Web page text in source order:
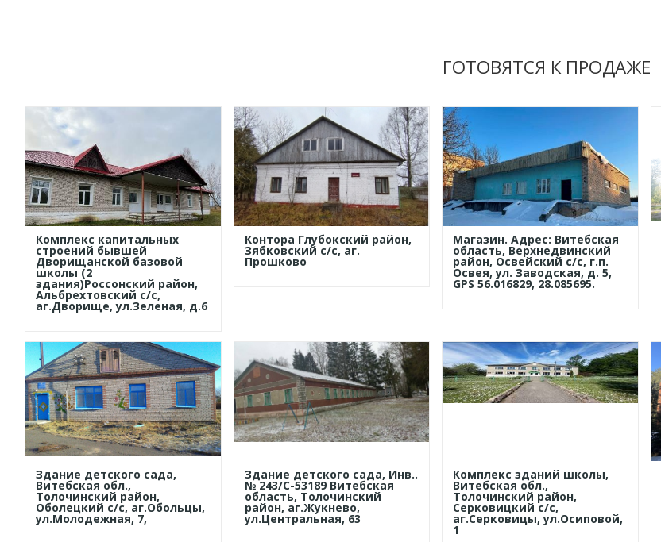
ГОТОВЯТСЯ К ПРОДАЖЕ
Комплекс капитальных
строений бывшей
Дворищанской базовой
школы (2
здания)Россонский район,
Альбрехтовский с/с,
аг.Дворище, ул.Зеленая, д.6
Контора Глубокский район,
Зябковский с/с, аг.
Прошково
Магазин. Адрес: Витебская
область, Верхнедвинский
район, Освейский с/с, г.п.
Освея, ул. Заводская, д. 5,
GPS 56.016829, 28.085695.
Здание детского сада,
Витебская обл.,
Толочинский район,
Оболецкий с/с, аг.Обольцы,
ул.Молодежная, 7,
Здание детского сада, Инв..
№ 243/С-53189 Витебская
область, Толочинский
район, аг.Жукнево,
ул.Центральная, 63
Комплекс зданий школы,
Витебская обл.,
Толочинский район,
Серковицкий с/с,
аг.Серковицы, ул.Осиповой,
1